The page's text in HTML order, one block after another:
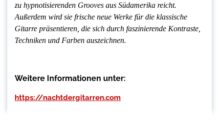
zu hypnotisierenden Grooves aus Südamerika reicht.
Außerdem wird sie frische neue Werke für die klassische
Gitarre präsentieren, die sich durch faszinierende Kontraste,
Techniken und Farben auszeichnen.
Weitere Informationen unter:
https://nachtdergitarren.com